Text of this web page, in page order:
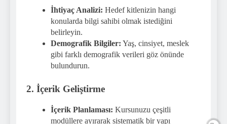
İhtiyaç Analizi: Hedef kitlenizin hangi
konularda bilgi sahibi olmak istediğini
belirleyin.
Demografik Bilgiler: Yaş, cinsiyet, meslek
gibi farklı demografik verileri göz önünde
bulundurun.
2. İçerik Geliştirme
İçerik Planlaması: Kursunuzu çeşitli
modüllere ayırarak sistematik bir yapı